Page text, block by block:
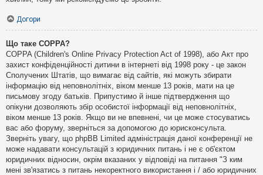
Догори
Що таке COPPA?
COPPA (Children's Online Privacy Protection Act of 1998), або Акт про
захист конфіденційності дитини в інтернеті від 1998 року - це закон
Сполучених Штатів, що вимагає від сайтів, які можуть збирати
інформацію від неповнолітніх, віком менше 13 років, мати на це
письмову згоду батьків. Припустимо й інше підтвердження що
опікуни дозволяють збір особистої інформації від неповнолітніх,
віком менше 13 років. Якщо ви не впевнені, чи це може стосуватись
вас або форуму, зверніться за допомогою до юрисконсульта.
Зверніть увагу, що phpBB Limited адміністрація даної конференції не
може надавати консультацій з юридичних питань і не є об'єктом
юридичних відносин, окрім вказаних у відповіді на питання "З ким
мені зв'язатись з питань некоректного використання і / або юридичних